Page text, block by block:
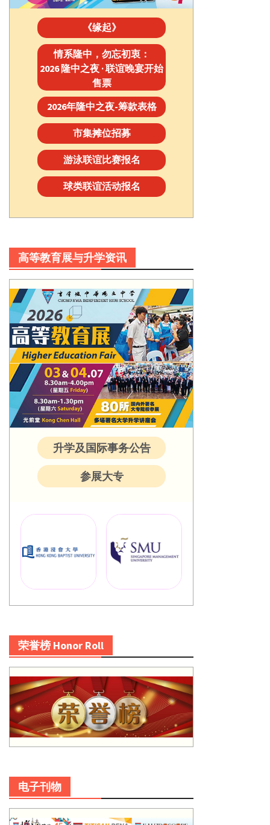
《缘起》
情系隆中，勿忘初衷：
2026 隆中之夜 · 联谊晚宴开始
售票
2026年隆中之夜-筹款表格
市集摊位招募
游泳联谊比赛报名
球类联谊活动报名
高等教育展与升学资讯
升学及国际事务公告
参展大专
荣誉榜 Honor Roll
电子刊物